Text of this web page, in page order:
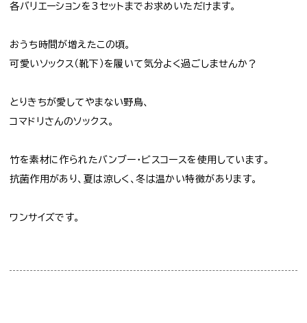
各バリエーションを3セットまでお求めいただけます。
おうち時間が増えたこの頃。
可愛いソックス（靴下）を履いて気分よく過ごしませんか？
とりきちが愛してやまない野鳥、
コマドリさんのソックス。
竹を素材に作られたバンブー・ビスコースを使用しています。
抗菌作用があり、夏は涼しく、冬は温かい特徴があります。
ワンサイズです。